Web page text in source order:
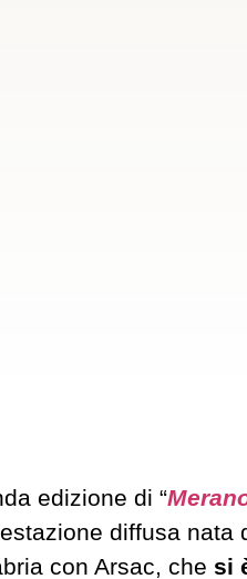
edizione di “
diffusa nata
con Arsac, che si